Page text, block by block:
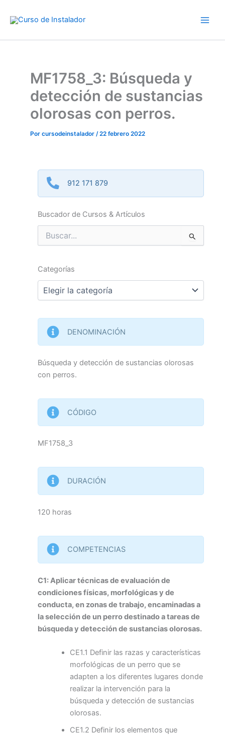
MF1758_3: Búsqueda y
detección de sustancias
olorosas con perros.
Por cursodeinstalador /22 febrero 2022
912 171 879
Buscador de Cursos & Artículos
Buscar
por:
Categorías
Categorías
DENOMINACIÓN
Búsqueda y detección de sustancias olorosas
con perros.
CÓDIGO
MF1758_3
DURACIÓN
120 horas
COMPETENCIAS
C1: Aplicar técnicas de evaluación de
condiciones físicas, morfológicas y de
conducta, en zonas de trabajo, encaminadas a
la selección de un perro destinado a tareas de
búsqueda y detección de sustancias olorosas.
CE1.1 Definir las razas y características
morfológicas de un perro que se
adapten a los diferentes lugares donde
realizar la intervención para la
búsqueda y detección de sustancias
olorosas.
CE1.2 Definir los elementos que